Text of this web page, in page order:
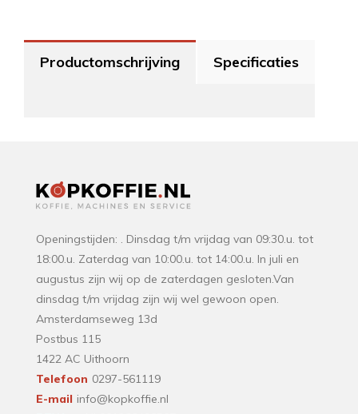
Productomschrijving Specificaties
Openingstijden: . Dinsdag t/m vrijdag van 09:30.u. tot
18:00.u. Zaterdag van 10:00.u. tot 14:00.u. In juli en
augustus zijn wij op de zaterdagen gesloten.Van
dinsdag t/m vrijdag zijn wij wel gewoon open.
Amsterdamseweg 13d
Postbus 115
1422 AC Uithoorn
Telefoon 0297-561119
E-mail info@kopkoffie.nl